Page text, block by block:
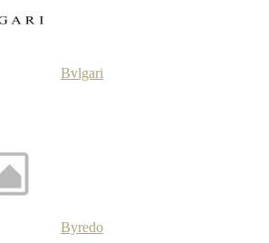
Bvlgari
Byredo